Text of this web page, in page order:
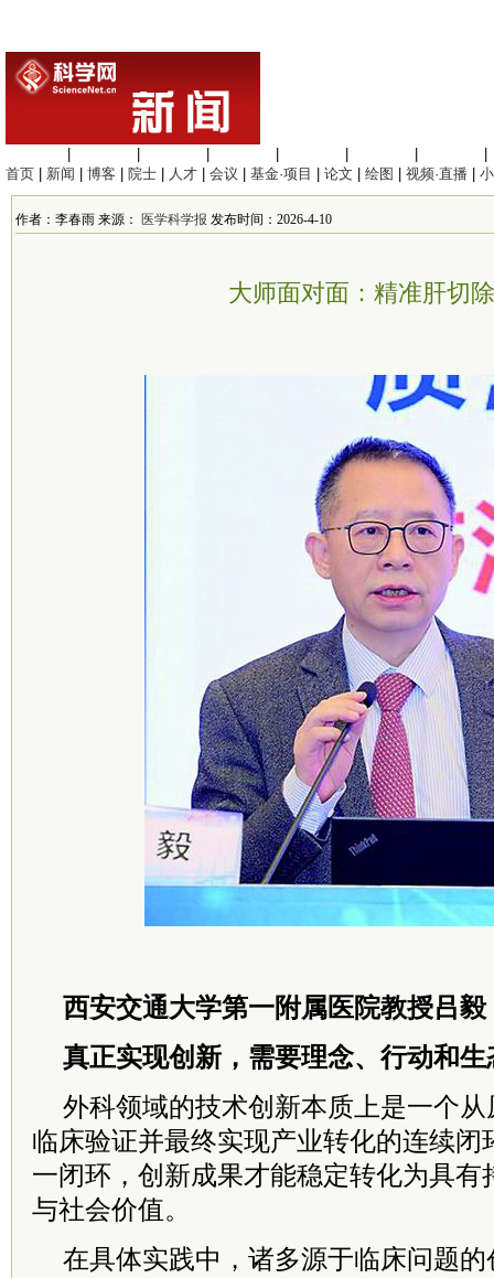
首页
新闻 博客 院士 人才 会议 基金·项目 论文 绘图 视频·直播
作者：李春雨 来源： 医学科学报 发布时间：2026-4-10
大师面对面：精准肝切
西安交通大学第一附属医院教授吕毅
真正实现创新，需要理念、行动和生
外科领域的技术创新本质上是一个
临床验证并最终实现产业转化的连续闭
一闭环，创新成果才能稳定转化为具有
与社会价值。
在具体实践中，诸多源于临床问题